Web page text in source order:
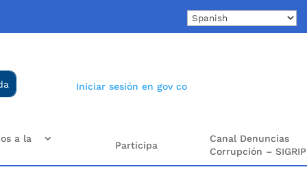
Iniciar sesión en gov co
a la
Participa
Canal Denuncias
Corrupción – SIGRIP